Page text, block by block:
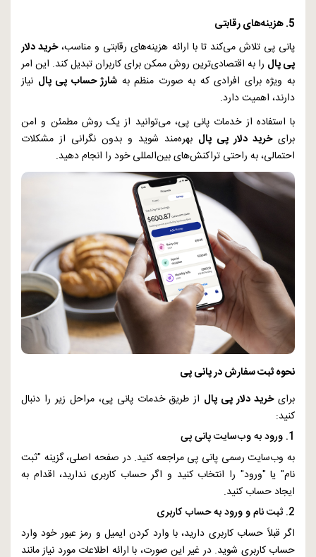
5. هزینه‌های رقابتی
پانی پی تلاش می‌کند تا با ارائه هزینه‌های رقابتی و مناسب،خرید دلار
پی پال را به اقتصادی‌ترین روش ممکن برای کاربران تبدیل کند. این امر
به ویژه برای افرادی که به صورت منظم به شارژ حساب پی پال نیاز
دارند، اهمیت دارد.
با استفاده از خدمات پانی پی، می‌توانید از یک روش مطمئن و امن
برایخرید دلار پی پال بهره‌مند شوید و بدون نگرانی از مشکلات
احتمالی، به راحتی تراکنش‌های بین‌المللی خود را انجام دهید.
نحوه ثبت سفارش در پانی پی
برایخرید دلار پی پال از طریق خدمات پانی پی، مراحل زیر را دنبال
کنید:
1. ورود به وب‌سایت پانی پی
به وب‌سایت رسمی پانی پی مراجعه کنید. در صفحه اصلی، گزینه "ثبت
نام" یا "ورود" را انتخاب کنید و اگر حساب کاربری ندارید، اقدام به
ایجاد حساب کنید.
2. ثبت نام و ورود به حساب کاربری
اگر قبلاً حساب کاربری دارید، با وارد کردن ایمیل و رمز عبور خود وارد
حساب کاربری شوید. در غیر این صورت، با ارائه اطلاعات مورد نیاز مانند